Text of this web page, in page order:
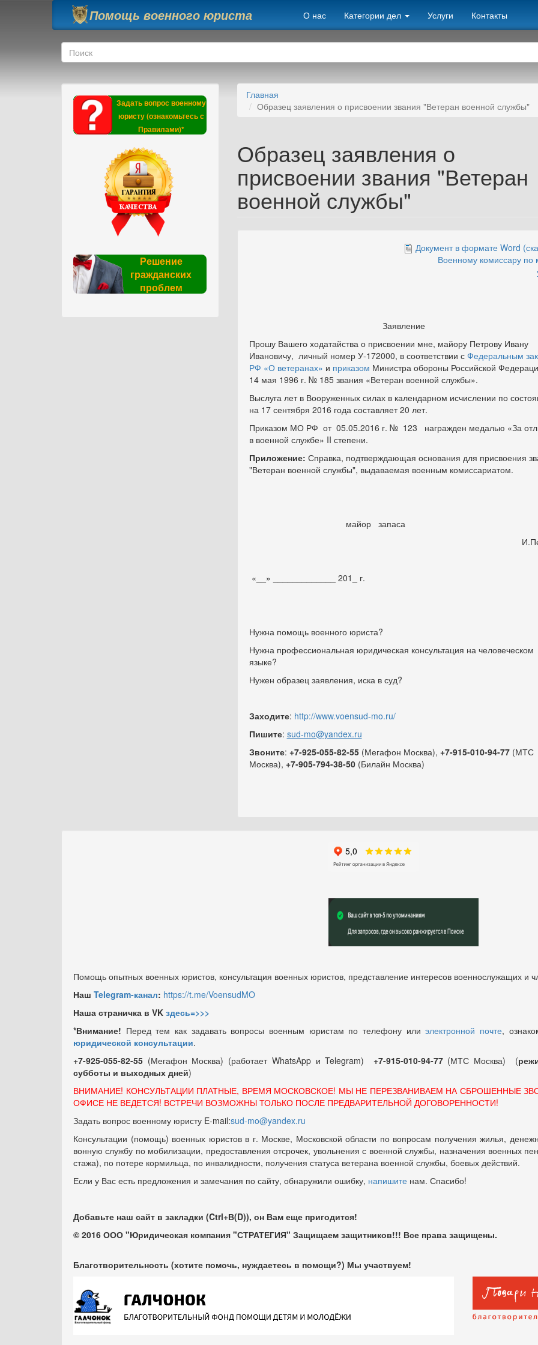
Перейти к основному содержанию
Помощь военного юриста О нас Категории дел Услуги Контакты
Форма поиска
Поиск
Задать вопрос военному
юристу (ознакомьтесь с
Правилами)*
Решение
гражданских
проблем
Главная
Образец заявления о присвоении звания "Ветеран военной службы"
Образец заявления о
присвоении звания "Ветеран
военной службы"
Документ в формате Word
Военному комиссару по
Заявление
Прошу Вашего ходатайства о присвоении мне, майору Петрову Ивану
Ивановичу, личный номер У-172000, в соответствии с Федеральным
РФ «О ветеранах» и приказом Министра обороны Российской
14 мая 1996 г. № 185 звания «Ветеран военной службы».
Выслуга лет в Вооруженных силах в календарном исчислении по
на 17 сентября 2016 года составляет 20 лет.
Приказом МО РФ от 05.05.2016 г. № 123 награжден медалью «За
в военной службе» II степени.
Приложение: Справка, подтверждающая основания для присвоения
"Ветеран военной службы", выдаваемая военным комиссариатом.
майор запаса
«__» _____________ 201_ г.
Нужна помощь военного юриста?
Нужна профессиональная юридическая консультация на человеческом
языке?
Нужен образец заявления, иска в суд?
Заходите: http://www.voensud-mo.ru/
Пишите: sud-mo@yandex.ru
Звоните: +7-925-055-82-55 (Мегафон Москва), +7-915-010-94-77 (МТС
Москва), +7-905-794-38-50 (Билайн Москва)
Помощь опытных военных юристов, консультация военных юристов, представление интересов военнослужащих и
Наш Telegram-канал: https://t.me/VoensudMO
Наша страничка в VK здесь=>>>
*Внимание! Перед тем как задавать вопросы военным юристам по телефону илиэлектронной почте,
юридической консультации.
+7-925-055-82-55 (Мегафон Москва) (работает WhatsApp и Telegram) +7-915-010-94-77 (МТС Москва) (
субботы и выходных дней)
ВНИМАНИЕ! КОНСУЛЬТАЦИИ ПЛАТНЫЕ, ВРЕМЯ МОСКОВСКОЕ! МЫ НЕ ПЕРЕЗВАНИВАЕМ НА СБРОШЕННЫЕ
ОФИСЕ НЕ ВЕДЕТСЯ! ВСТРЕЧИ ВОЗМОЖНЫ ТОЛЬКО ПОСЛЕ ПРЕДВАРИТЕЛЬНОЙ ДОГОВОРЕННОСТИ!
Задать вопрос военному юристу E-mail:sud-mo@yandex.ru
Консультации (помощь) военных юристов в г. Москве, Московской области по вопросам получения жилья,
вонную службу по мобилизации, предоставления отсрочек, увольнения с военной службы, назначения военных
стажа), по потере кормильца, по инвалидности, получения статуса ветерана военной службы, боевых действий.
Если у Вас есть предложения и замечания по сайту, обнаружили ошибку, напишите нам. Спасибо!
Добавьте наш сайт в закладки (Ctrl+В(D)), он Вам еще пригодится!
© 2016 ООО "Юридическая компания "СТРАТЕГИЯ" Защищаем защитников!!! Все права защищены.
Благотворительность (хотите помочь, нуждаетесь в помощи?) Мы участвуем!